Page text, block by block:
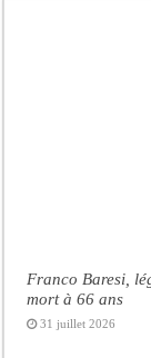
Franco Baresi,
mort à 66 ans
31 juillet 2026